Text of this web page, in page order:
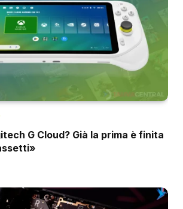
G Cloud? Già la prima è finita